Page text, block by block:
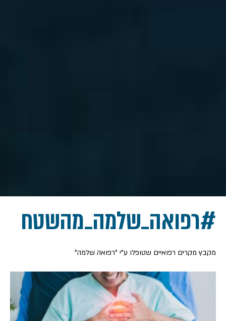
#רפואה_שלמה_מהשטח
מקבץ מקרים רפואיים שטופלו ע"י "רפואה שלמה"